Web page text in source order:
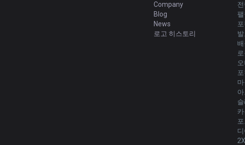
Company
Blog
News
로고 히스토리